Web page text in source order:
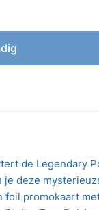
de Legendary
je deze
promokaart